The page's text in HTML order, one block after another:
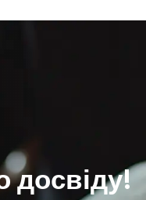
досвіду!